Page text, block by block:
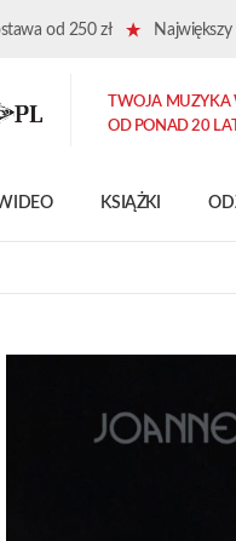
od 250 zł
KSIĄŻKI
TWOJA MUZYKA
OD PONAD 20